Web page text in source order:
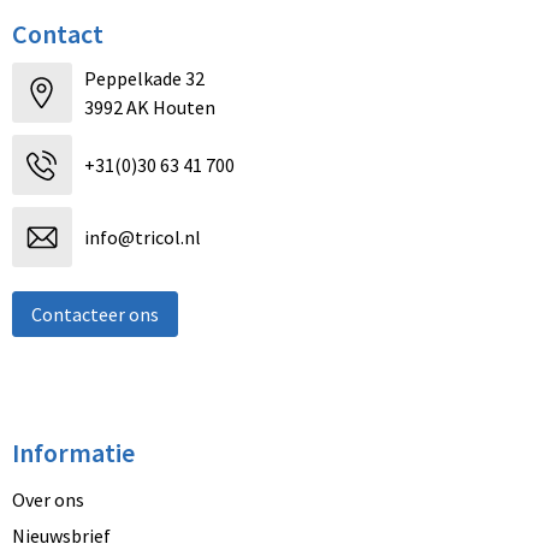
Contact
Peppelkade 32
3992 AK Houten
+31(0)30 63 41 700
info@tricol.nl
Contacteer ons
Informatie
Over ons
Nieuwsbrief